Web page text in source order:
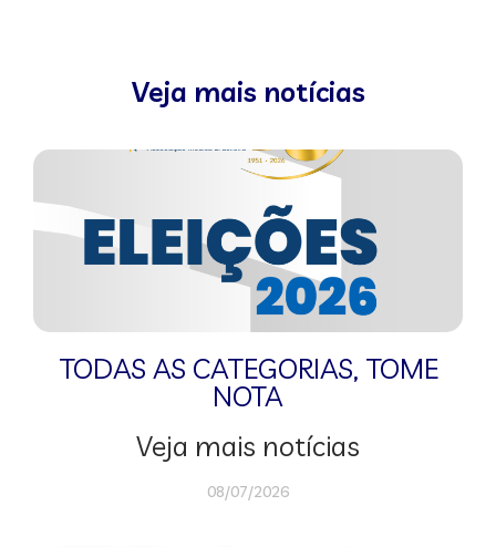
Veja mais notícias
TODAS AS CATEGORIAS, TOME
NOTA
Veja mais notícias
08/07/2026